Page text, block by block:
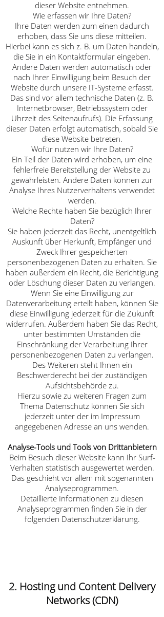
dieser Website entnehmen.
Wie erfassen wir Ihre Daten?
Ihre Daten werden zum einen dadurch
erhoben, dass Sie uns diese mitteilen.
Hierbei kann es sich z. B. um Daten handeln,
die Sie in ein Kontaktformular eingeben.
Andere Daten werden automatisch oder
nach Ihrer Einwilligung beim Besuch der
Website durch unsere IT-Systeme erfasst.
Das sind vor allem technische Daten (z. B.
Internetbrowser, Betriebssystem oder
Uhrzeit des Seitenaufrufs). Die Erfassung
dieser Daten erfolgt automatisch, sobald Sie
diese Website betreten.
Wofür nutzen wir Ihre Daten?
Ein Teil der Daten wird erhoben, um eine
fehlerfreie Bereitstellung der Website zu
gewährleisten. Andere Daten können zur
Analyse Ihres Nutzerverhaltens verwendet
werden.
Welche Rechte haben Sie bezüglich Ihrer
Daten?
Sie haben jederzeit das Recht, unentgeltlich
Auskunft über Herkunft, Empfänger und
Zweck Ihrer gespeicherten
personenbezogenen Daten zu erhalten. Sie
haben außerdem ein Recht, die Berichtigung
oder Löschung dieser Daten zu verlangen.
Wenn Sie eine Einwilligung zur
Datenverarbeitung erteilt haben, können Sie
diese Einwilligung jederzeit für die Zukunft
widerrufen. Außerdem haben Sie das Recht,
unter bestimmten Umständen die
Einschränkung der Verarbeitung Ihrer
personenbezogenen Daten zu verlangen.
Des Weiteren steht Ihnen ein
Beschwerderecht bei der zuständigen
Aufsichtsbehörde zu.
Hierzu sowie zu weiteren Fragen zum
Thema Datenschutz können Sie sich
jederzeit unter der im Impressum
angegebenen Adresse an uns wenden.
Analyse-Tools und Tools von Dritt­anbietern
Beim Besuch dieser Website kann Ihr Surf-
Verhalten statistisch ausgewertet werden.
Das geschieht vor allem mit sogenannten
Analyseprogrammen.
Detaillierte Informationen zu diesen
Analyseprogrammen finden Sie in der
folgenden Datenschutzerklärung.
2. Hosting und Content Delivery
Networks (CDN)